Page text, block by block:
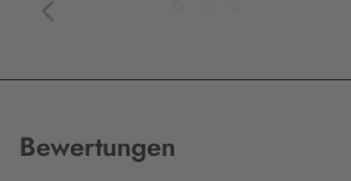
Bewertungen